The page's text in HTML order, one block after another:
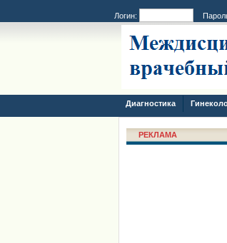
Логин:
Диагностика
РЕКЛАМА